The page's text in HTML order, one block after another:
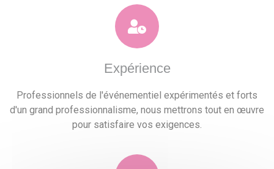
Expérience
Professionnels de l'événementiel expérimentés et forts
d'un grand professionnalisme, nous mettrons tout en œuvre
pour satisfaire vos exigences.